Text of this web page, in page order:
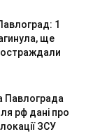
1
ще
Павлограда
рф дані про
ЗСУ